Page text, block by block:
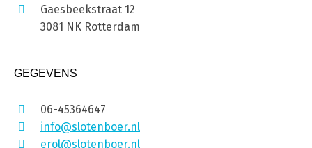
Gaesbeekstraat 12
3081 NK Rotterdam
GEGEVENS
06-45364647
info@slotenboer.nl
erol@slotenboer.nl